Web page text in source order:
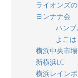
ライオンズ
ヨンナナ会
ハン
よこ
横浜中央市
新横浜LC
横浜レイン